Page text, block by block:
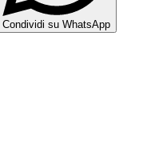
Condividi su WhatsApp